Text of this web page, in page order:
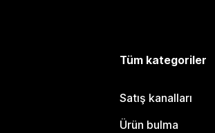
Tüm kategoriler
Satış kanalları
Ürün bulma